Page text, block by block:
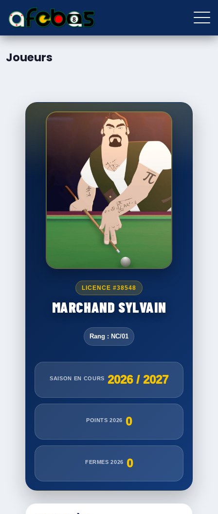
Joueurs
LICENCE #38548
MARCHAND SYLVAIN
Rang : NC/01
SAISON EN COURS 2026 / 2027
POINTS 2026 0
FERMES 2026 0